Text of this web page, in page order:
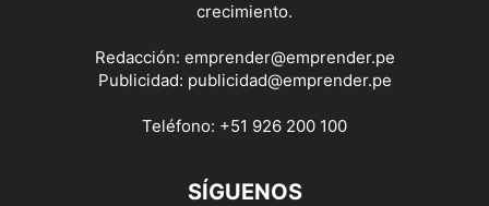
crecimiento.
Redacción: emprender@emprender.pe
Publicidad: publicidad@emprender.pe
Teléfono: +51 926 200 100
SÍGUENOS